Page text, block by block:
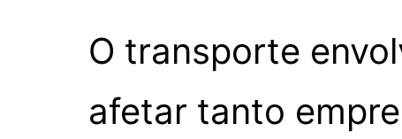
O transporte
afetar tanto